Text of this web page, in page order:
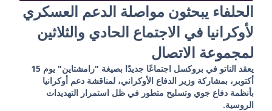
الحلفاء يبحثون مواصلة الدعم العسكري
لأوكرانيا في الاجتماع الحادي والثلاثين
لمجموعة الاتصال
يعقد الناتو في بروكسل اجتماعًا جديدًا بصيغة "رامشتاين" يوم 15
أكتوبر، بمشاركة وزير الدفاع الأوكراني، لمناقشة دعم أوكرانيا
بأنظمة دفاع جوي وتسليح متطور في ظل استمرار التهديدات
الروسية.